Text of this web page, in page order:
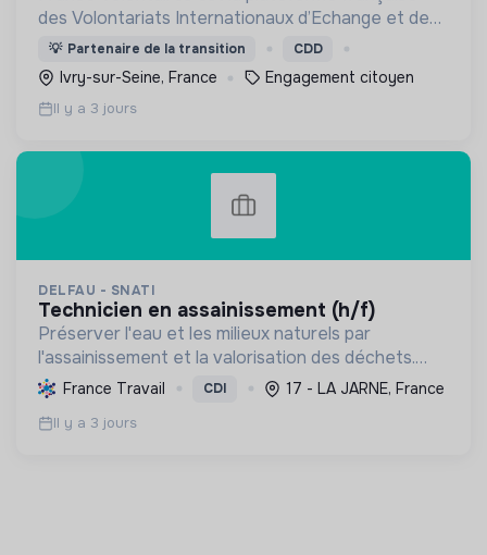
des Volontariats Internationaux d’Echange et de
Solidarité.
💡 Partenaire de la transition CDD
Ivry-sur-Seine, France Engagement citoyen
Il y a 3 jours
DELFAU - SNATI
technicien en assainissement (h/f)
Préserver l'eau et les milieux naturels par
l'assainissement et la valorisation des déchets.
Contribuer à la transition écologique via
l'économie circulaire et la décarbonation.
France Travail CDI 17 - LA JARNE, France
Il y a 3 jours